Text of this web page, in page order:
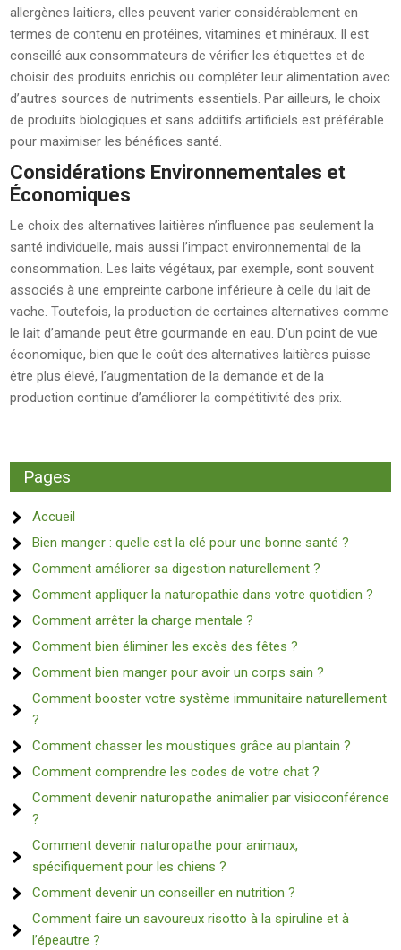
allergènes laitiers, elles peuvent varier considérablement en
termes de contenu en protéines, vitamines et minéraux. Il est
conseillé aux consommateurs de vérifier les étiquettes et de
choisir des produits enrichis ou compléter leur alimentation avec
d’autres sources de nutriments essentiels. Par ailleurs, le choix
de produits biologiques et sans additifs artificiels est préférable
pour maximiser les bénéfices santé.
Considérations Environnementales et
Économiques
Le choix des alternatives laitières n’influence pas seulement la
santé individuelle, mais aussi l’impact environnemental de la
consommation. Les laits végétaux, par exemple, sont souvent
associés à une empreinte carbone inférieure à celle du lait de
vache. Toutefois, la production de certaines alternatives comme
le lait d’amande peut être gourmande en eau. D’un point de vue
économique, bien que le coût des alternatives laitières puisse
être plus élevé, l’augmentation de la demande et de la
production continue d’améliorer la compétitivité des prix.
Pages
Accueil
Bien manger : quelle est la clé pour une bonne santé ?
Comment améliorer sa digestion naturellement ?
Comment appliquer la naturopathie dans votre quotidien ?
Comment arrêter la charge mentale ?
Comment bien éliminer les excès des fêtes ?
Comment bien manger pour avoir un corps sain ?
Comment booster votre système immunitaire naturellement
?
Comment chasser les moustiques grâce au plantain ?
Comment comprendre les codes de votre chat ?
Comment devenir naturopathe animalier par visioconférence
?
Comment devenir naturopathe pour animaux,
spécifiquement pour les chiens ?
Comment devenir un conseiller en nutrition ?
Comment faire un savoureux risotto à la spiruline et à
l’épeautre ?